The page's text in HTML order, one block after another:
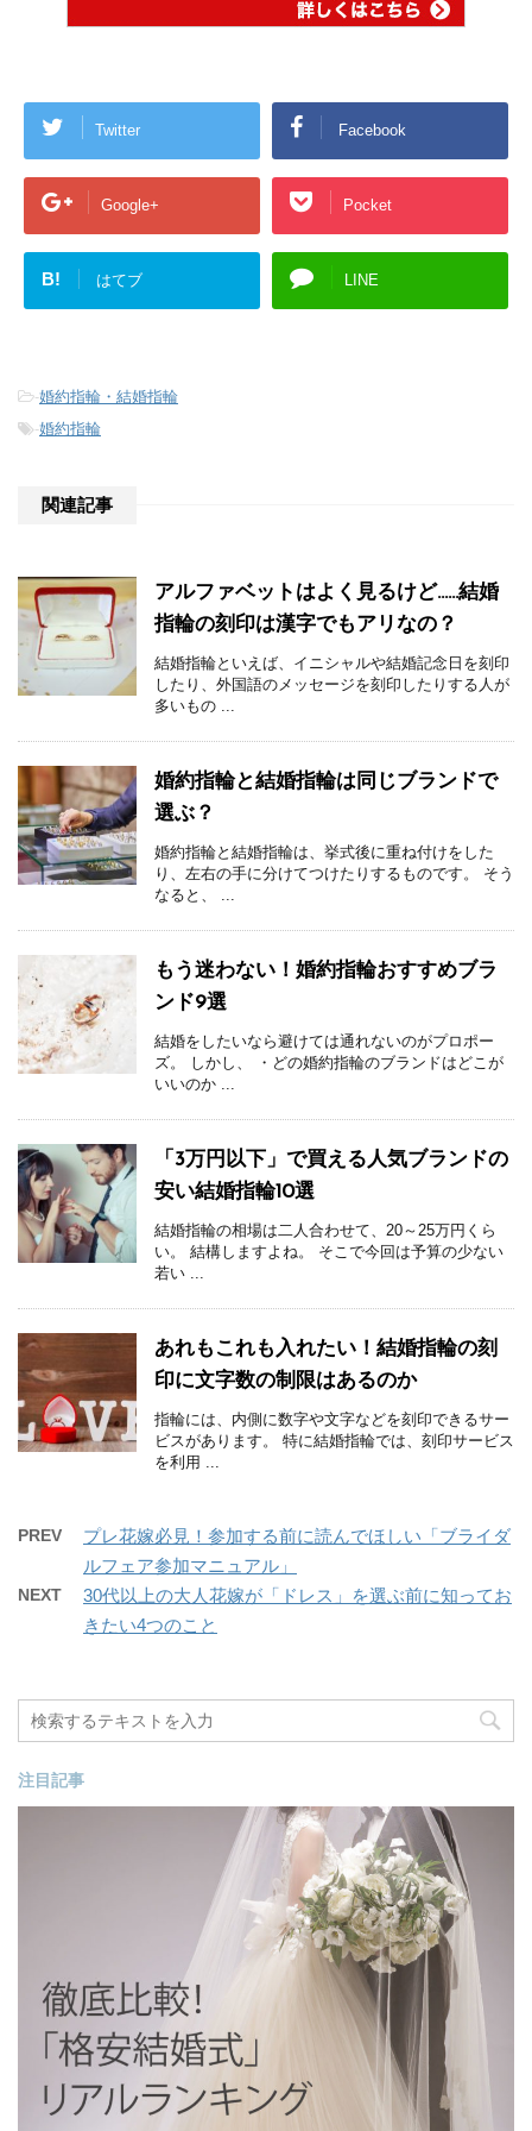
Twitter Facebook
Google+ Pocket
B! はてブ LINE
-婚約指輪・結婚指輪
-婚約指輪
関連記事
アルファベットはよく見るけど……結婚
指輪の刻印は漢字でもアリなの？
結婚指輪といえば、イニシャルや結婚記念日を刻印
したり、外国語のメッセージを刻印したりする人が
多いもの ...
婚約指輪と結婚指輪は同じブランドで
選ぶ？
婚約指輪と結婚指輪は、挙式後に重ね付けをした
り、左右の手に分けてつけたりするものです。 そう
なると、 ...
もう迷わない！婚約指輪おすすめブラ
ンド9選
結婚をしたいなら避けては通れないのがプロポー
ズ。 しかし、 ・どの婚約指輪のブランドはどこが
いいのか ...
「3万円以下」で買える人気ブランドの
安い結婚指輪10選
結婚指輪の相場は二人合わせて、20～25万円くら
い。 結構しますよね。 そこで今回は予算の少ない
若い ...
あれもこれも入れたい！結婚指輪の刻
印に文字数の制限はあるのか
指輪には、内側に数字や文字などを刻印できるサー
ビスがあります。 特に結婚指輪では、刻印サービス
を利用 ...
PREV
プレ花嫁必見！参加する前に読んでほしい「ブライダ
ルフェア参加マニュアル」
NEXT
30代以上の大人花嫁が「ドレス」を選ぶ前に知ってお
きたい4つのこと
注目記事